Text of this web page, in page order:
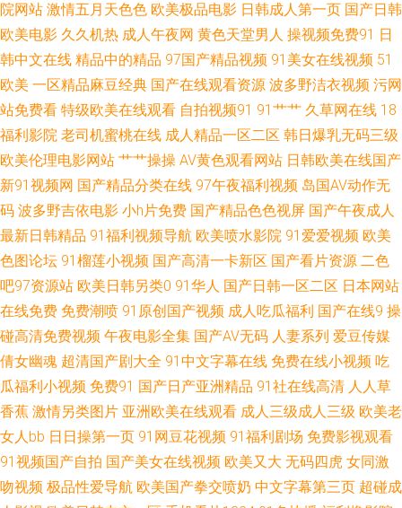
操 91蝌蚪 操操人人 国产三级片视频 久久福利合集 欧美性爱va专区 亚洲男
女操逼视频 97国产视频 福利av网 老司机网址 日韩51页 亚洲成人电影免费
91熟女中文免费 超碰人人摸人人爱 九一人人干 日本一本免费观看 亚洲污久
超碰97资源网 国产熟女一二三 欧美AA潮喷 三级无码网站 黑丝足交后入 欧
美另类性愛 色色青青草 1024毛片 AV线大香蕉 国产ts系列 久久国产媒体 青
青草毛片资源 亚洲元码影记 99资源超碰 国产精品夜夜夜 女优天堂 日韩首页
亚洲色色五月天 AV免费在线精东 国产网址 美欧性娱烁 日韩精彩视频 尤物影
视AV 白丝91网站 狠狠干成人社区 欧洲成人性爱AV 婷婷色色性爱五月 51视
频国产 俺去也影视 韩日屄视频 欧美伦埋乱码午夜 午夜妻久久 91艳情 豆花
影院色 久草首页国产 日本妞妞基地 亚洲人妻丝袜性爱 av福利院 国产精品白
院网站 激情五月天色色 欧美极品电影 日韩成人第一页 国产日韩
欧美电影 久久机热 成人午夜网 黄色天堂男人 操视频免费91 日
韩中文在线 精品中的精品 97国产精品视频 91美女在线视频 51
欧美 一区精品麻豆经典 国产在线观看资源 波多野洁衣视频 污网
站免费看 特级欧美在线观看 自拍视频91 91艹艹 久草网在线 18
福利影院 老司机蜜桃在线 成人精品一区二区 韩日爆乳无码三级
欧美伦理电影网站 艹艹操操 AV黄色观看网站 日韩欧美在线国产
新91视频网 国产精品分类在线 97午夜福利视频 岛国AV动作无
码 波多野吉依电影 小h片免费 国产精品色色视屏 国产午夜成人
最新日韩精品 91福利视频导航 欧美喷水影院 91爱爱视频 欧美
色图论坛 91榴莲小视频 国产高清一卡新区 国产看片资源 二色
吧97资源站 欧美日韩另类0 91华人 国产日韩一区二区 日本网站
在线免费 免费潮喷 91原创国产视频 成人吃瓜福利 国产在线9 操
碰高清免费视频 午夜电影全集 国产AV无码 人妻系列 爱豆传媒
倩女幽魂 超清国产剧大全 91中文字幕在线 免费在线小视频 吃
瓜福利小视频 免费91 国产日产亚洲精品 91社在线高清 人人草
香蕉 激情另类图片 亚洲欧美在线观看 成人三级成人三级 欧美老
女人bb 日日操第一页 91网豆花视频 91福利剧场 免费影视观看
91视频国产自拍 国产美女在线视频 欧美又大 无码四虎 女同激
吻视频 极品性爱导航 欧美国产拳交喷奶 中文字幕第三页 超碰成